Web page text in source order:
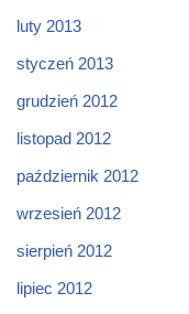
luty 2013
styczeń 2013
grudzień 2012
listopad 2012
październik 2012
wrzesień 2012
sierpień 2012
lipiec 2012